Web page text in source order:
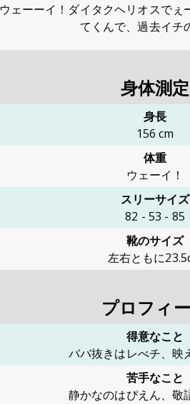
ウェーーイ！ダイタクヘリオスで
てくんで、過去イ
身体測定
身長
156 cm
体重
ウェーイ！
スリーサイズ
82 - 53 - 85
靴のサイズ
左右ともに
プロフィ
得意なこと
ババ抜きはレべチ、映
苦手なこと
静かなのはぴえん、敬